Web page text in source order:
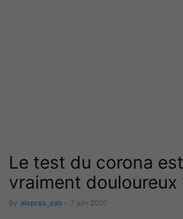
Le test du corona
vraiment douloureux
By alxprss_sab - 7 juin 2020